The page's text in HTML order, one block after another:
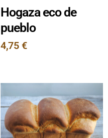
Hogaza eco de
pueblo
4,75 €